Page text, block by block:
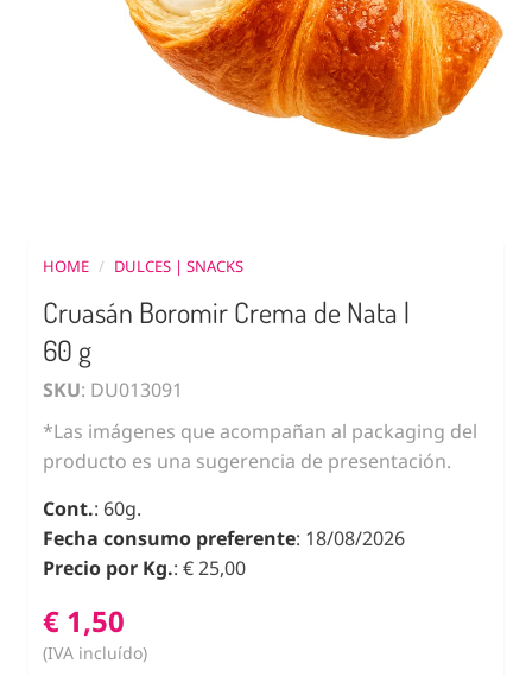
HOME / DULCES | SNACKS
Cruasán Boromir Crema de Nata |
60 g
SKU: DU013091
*Las imágenes que acompañan al packaging del
producto es una sugerencia de presentación.
Cont.: 60g.
Fecha consumo preferente: 18/08/2026
Precio por Kg.: € 25,00
€ 1,50
(IVA incluído)